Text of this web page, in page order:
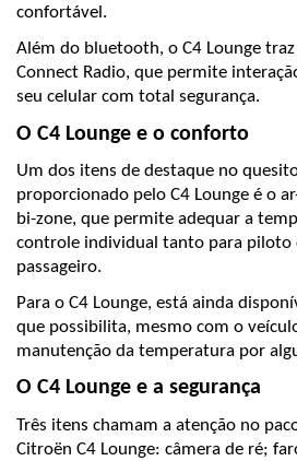
confortável.
Além do bluetooth, o C4 Lounge
Connect Radio, que permite
seu celular com total segurança.
O C4 Lounge e o conforto
Um dos itens de destaque no
proporcionado pelo C4 Lounge é o
bi-zone, que permite adequar a
controle individual tanto para piloto
passageiro.
Para o C4 Lounge, está ainda
que possibilita, mesmo com o
manutenção da temperatura por
O C4 Lounge e a segurança
Três itens chamam a atenção no
Citroën C4 Lounge: câmera de ré;